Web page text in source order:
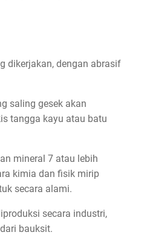
dikerjakan, dengan abrasif
saling gesek akan
tangga kayu atau batu
mineral 7 atau lebih
kimia dan fisik mirip
secara alami.
secara industri,
bauksit.